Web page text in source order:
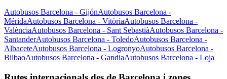
Autobusos Barcelona - GijónAutobusos Barcelona -
MéridaAutobusos Barcelona - VitòriaAutobusos Barcelona -
ValènciaAutobusos Barcelona - Sant SebastiàAutobusos Barcelona -
SantanderAutobusos Barcelona - ToledoAutobusos Barcelona -
AlbaceteAutobusos Barcelona - LogronyoAutobusos Barcelona -
BilbaoAutobusos Barcelona - GandiaAutobusos Barcelona - Loja